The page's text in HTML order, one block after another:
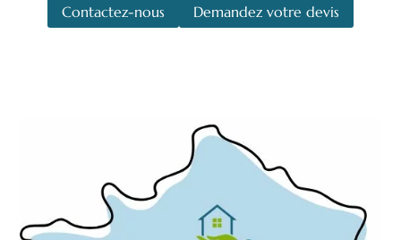
Contactez-nous Demandez votre devis